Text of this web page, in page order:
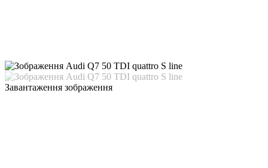
Завантаження зображення